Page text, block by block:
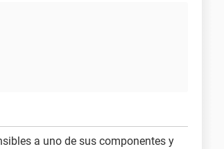
a uno de sus componentes y